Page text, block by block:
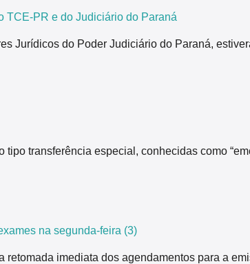
TCE-PR e do Judiciário do Paraná
Jurídicos do Poder Judiciário do Paraná,
transferência especial, conhecidas como
na segunda-feira (3)
imediata dos agendamentos para a